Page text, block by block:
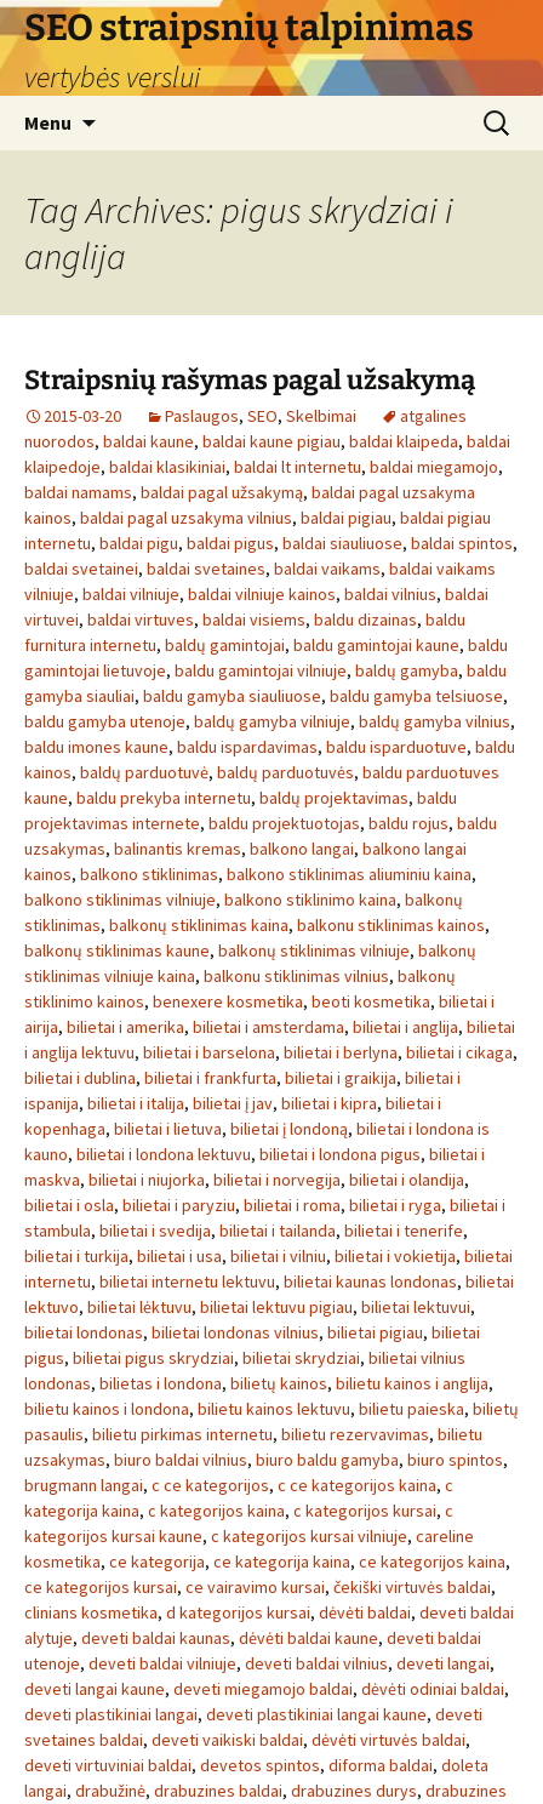
Skip
to
content
SEO straipsnių talpinimas
vertybės verslui
Menu
Search
for:
Tag Archives: pigus skrydziai i
anglija
Straipsnių rašymas pagal užsakymą
2015-03-20 Paslaugos, SEO, Skelbimai
atgalines
nuorodos, baldai kaune, baldai kaune pigiau, baldai klaipeda, baldai
klaipedoje, baldai klasikiniai, baldai lt internetu, baldai miegamojo,
baldai namams, baldai pagal užsakymą, baldai pagal uzsakyma
kainos, baldai pagal uzsakyma vilnius, baldai pigiau, baldai pigiau
internetu, baldai pigu, baldai pigus, baldai siauliuose, baldai spintos,
baldai svetainei, baldai svetaines, baldai vaikams, baldai vaikams
vilniuje, baldai vilniuje, baldai vilniuje kainos, baldai vilnius, baldai
virtuvei, baldai virtuves, baldai visiems, baldu dizainas, baldu
furnitura internetu, baldų gamintojai, baldu gamintojai kaune, baldu
gamintojai lietuvoje, baldu gamintojai vilniuje, baldų gamyba, baldu
gamyba siauliai, baldu gamyba siauliuose, baldu gamyba telsiuose,
baldu gamyba utenoje, baldų gamyba vilniuje, baldų gamyba vilnius,
baldu imones kaune, baldu ispardavimas, baldu isparduotuve, baldu
kainos, baldų parduotuvė, baldų parduotuvės, baldu parduotuves
kaune, baldu prekyba internetu, baldų projektavimas, baldu
projektavimas internete, baldu projektuotojas, baldu rojus, baldu
uzsakymas, balinantis kremas, balkono langai, balkono langai
kainos, balkono stiklinimas, balkono stiklinimas aliuminiu kaina,
balkono stiklinimas vilniuje, balkono stiklinimo kaina, balkonų
stiklinimas, balkonų stiklinimas kaina, balkonu stiklinimas kainos,
balkonų stiklinimas kaune, balkonų stiklinimas vilniuje, balkonų
stiklinimas vilniuje kaina, balkonu stiklinimas vilnius, balkonų
stiklinimo kainos, benexere kosmetika, beoti kosmetika, bilietai i
airija, bilietai i amerika, bilietai i amsterdama, bilietai i anglija, bilietai
i anglija lektuvu, bilietai i barselona, bilietai i berlyna, bilietai i cikaga,
bilietai i dublina, bilietai i frankfurta, bilietai i graikija, bilietai i
ispanija, bilietai i italija, bilietai į jav, bilietai i kipra, bilietai i
kopenhaga, bilietai i lietuva, bilietai į londoną, bilietai i londona is
kauno, bilietai i londona lektuvu, bilietai i londona pigus, bilietai i
maskva, bilietai i niujorka, bilietai i norvegija, bilietai i olandija,
bilietai i osla, bilietai i paryziu, bilietai i roma, bilietai i ryga, bilietai i
stambula, bilietai i svedija, bilietai i tailanda, bilietai i tenerife,
bilietai i turkija, bilietai i usa, bilietai i vilniu, bilietai i vokietija, bilietai
internetu, bilietai internetu lektuvu, bilietai kaunas londonas, bilietai
lektuvo, bilietai lėktuvu, bilietai lektuvu pigiau, bilietai lektuvui,
bilietai londonas, bilietai londonas vilnius, bilietai pigiau, bilietai
pigus, bilietai pigus skrydziai, bilietai skrydziai, bilietai vilnius
londonas, bilietas i londona, bilietų kainos, bilietu kainos i anglija,
bilietu kainos i londona, bilietu kainos lektuvu, bilietu paieska, bilietų
pasaulis, bilietu pirkimas internetu, bilietu rezervavimas, bilietu
uzsakymas, biuro baldai vilnius, biuro baldu gamyba, biuro spintos,
brugmann langai, c ce kategorijos, c ce kategorijos kaina, c
kategorija kaina, c kategorijos kaina, c kategorijos kursai, c
kategorijos kursai kaune, c kategorijos kursai vilniuje, careline
kosmetika, ce kategorija, ce kategorija kaina, ce kategorijos kaina,
ce kategorijos kursai, ce vairavimo kursai, čekiški virtuvės baldai,
clinians kosmetika, d kategorijos kursai, dėvėti baldai, deveti baldai
alytuje, deveti baldai kaunas, dėvėti baldai kaune, deveti baldai
utenoje, deveti baldai vilniuje, deveti baldai vilnius, deveti langai,
deveti langai kaune, deveti miegamojo baldai, dėvėti odiniai baldai,
deveti plastikiniai langai, deveti plastikiniai langai kaune, deveti
svetaines baldai, deveti vaikiski baldai, dėvėti virtuvės baldai,
deveti virtuviniai baldai, devetos spintos, diforma baldai, doleta
langai, drabužinė, drabuzines baldai, drabuzines durys, drabuzines